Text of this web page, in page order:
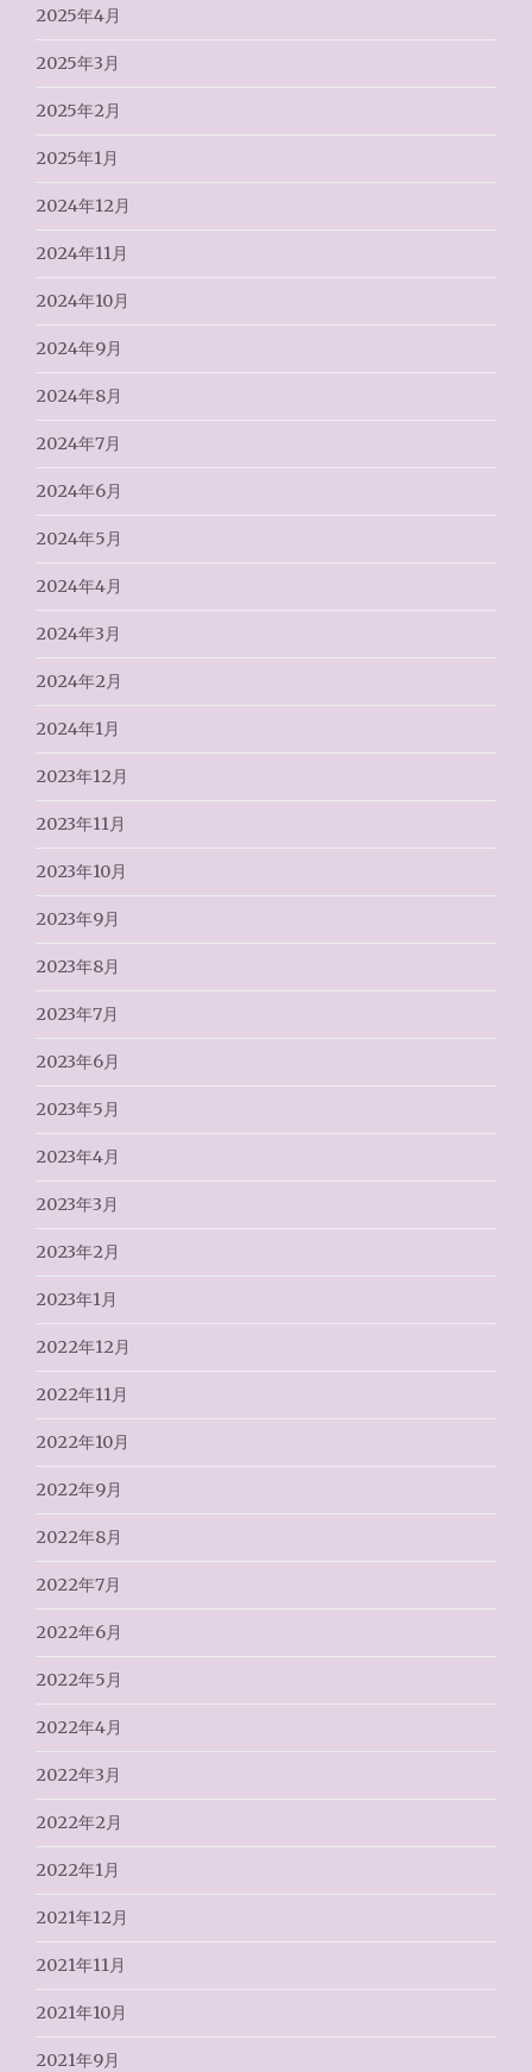
2025年4月
2025年3月
2025年2月
2025年1月
2024年12月
2024年11月
2024年10月
2024年9月
2024年8月
2024年7月
2024年6月
2024年5月
2024年4月
2024年3月
2024年2月
2024年1月
2023年12月
2023年11月
2023年10月
2023年9月
2023年8月
2023年7月
2023年6月
2023年5月
2023年4月
2023年3月
2023年2月
2023年1月
2022年12月
2022年11月
2022年10月
2022年9月
2022年8月
2022年7月
2022年6月
2022年5月
2022年4月
2022年3月
2022年2月
2022年1月
2021年12月
2021年11月
2021年10月
2021年9月